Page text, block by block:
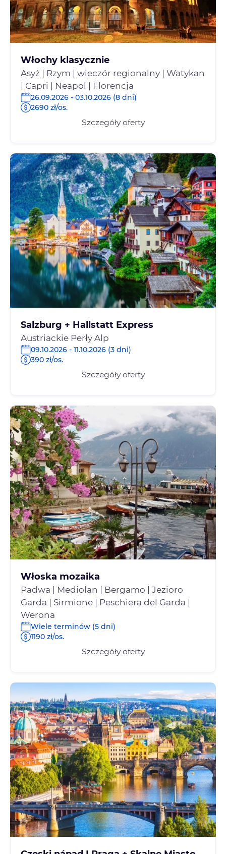
Włochy klasycznie
Asyż | Rzym | wieczór regionalny | Watykan
| Capri | Neapol | Florencja
26.09.2026 - 03.10.2026 (8 dni)
2690 zł/os.
Szczegóły oferty
Salzburg + Hallstatt Express
Austriackie Perły Alp
09.10.2026 - 11.10.2026 (3 dni)
390 zł/os.
Szczegóły oferty
Włoska mozaika
Padwa | Mediolan | Bergamo | Jezioro
Garda | Sirmione | Peschiera del Garda |
Werona
Wiele terminów (5 dni)
1190 zł/os.
Szczegóły oferty